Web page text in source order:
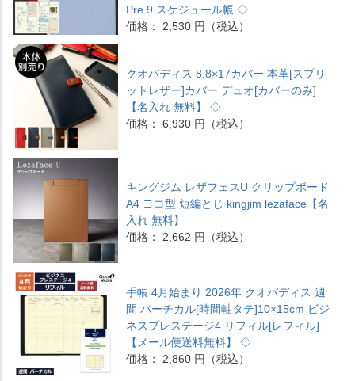
Pre.9 スケジュール帳 ◇
価格： 2,530 円（税込）
クオバディス 8.8×17カバー 本革[スプリ
ットレザー]カバー デュオ[カバーのみ]
【名入れ 無料】 ◇
価格： 6,930 円（税込）
キングジム レザフェスU クリップボード
A4 ヨコ型 短編とじ kingjim lezaface【名
入れ 無料】
価格： 2,662 円（税込）
手帳 4月始まり 2026年 クオバディス 週
間 バーチカル[時間軸タテ]10×15cm ビジ
ネスプレステージ4 リフィル[レフィル]
【メール便送料無料】 ◇
価格： 2,860 円（税込）